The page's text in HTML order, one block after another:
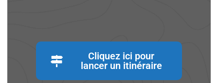
Cliquez ici pour
lancer un itinéraire